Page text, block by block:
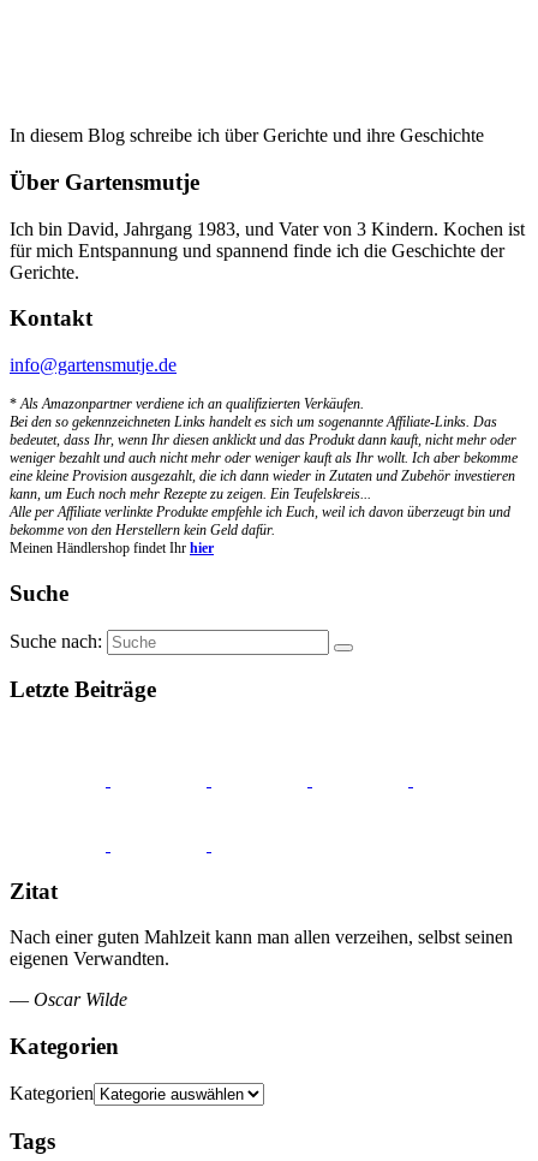
In diesem Blog schreibe ich über Gerichte und ihre Geschichte
Über Gartensmutje
Ich bin David, Jahrgang 1983, und Vater von 3 Kindern. Kochen ist
für mich Entspannung und spannend finde ich die Geschichte der
Gerichte.
Kontakt
info@gartensmutje.de
*Als Amazonpartner verdiene ich an qualifizierten Verkäufen.
Bei den so gekennzeichneten Links handelt es sich um sogenannte Affiliate-Links. Das
bedeutet, dass Ihr, wenn Ihr diesen anklickt und das Produkt dann kauft, nicht mehr oder
weniger bezahlt und auch nicht mehr oder weniger kauft als Ihr wollt. Ich aber bekomme
eine kleine Provision ausgezahlt, die ich dann wieder in Zutaten und Zubehör investieren
kann, um Euch noch mehr Rezepte zu zeigen. Ein Teufelskreis...
Alle per Affiliate verlinkte Produkte empfehle ich Euch, weil ich davon überzeugt bin und
bekomme von den Herstellern kein Geld dafür.
Meinen Händlershop findet Ihr hier
Suche
Suche nach:
Letzte Beiträge
Zitat
Nach einer guten Mahlzeit kann man allen verzeihen, selbst seinen
eigenen Verwandten.
— Oscar Wilde
Kategorien
Kategorien
Tags